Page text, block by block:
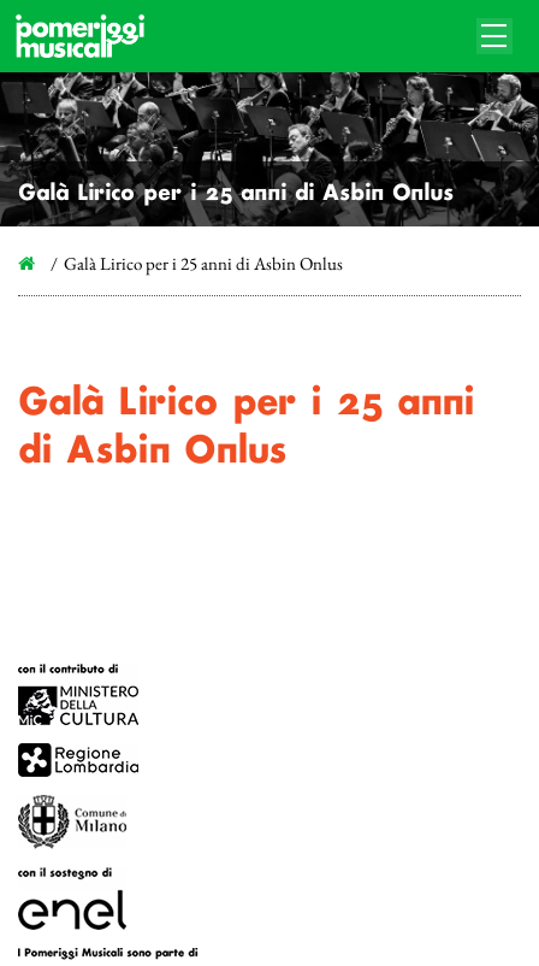
Galà Lirico per i 25 anni di Asbin Onlus
Galà Lirico per i 25 anni di Asbin Onlus
Galà Lirico per i 25 anni
di Asbin Onlus